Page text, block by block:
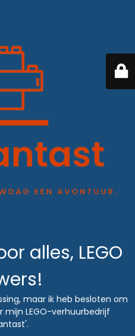
alles, LEGO
maar ik heb besloten om
LEGO-verhuurbedrijf